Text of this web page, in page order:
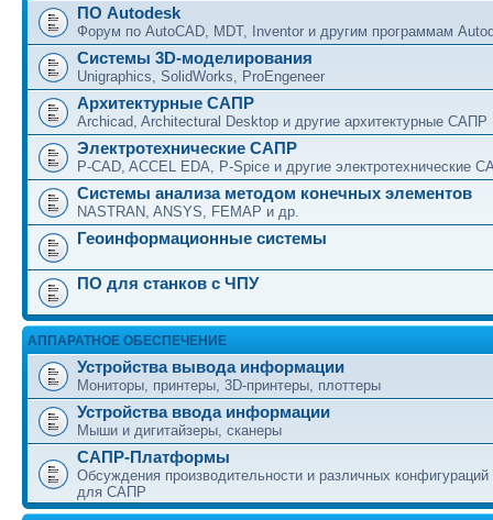
ПО Autodesk
Форум по AutoCAD, MDT, Inventor и другим программам
Системы 3D-моделирования
Unigraphics, SolidWorks, ProEngeneer
Архитектурные САПР
Archicad, Architectural Desktop и другие архитектурные САПР
Электротехнические САПР
P-CAD, ACCEL EDA, P-Spice и другие электротехнические
Системы анализа методом конечных элементов
NASTRAN, ANSYS, FEMAP и др.
Геоинформационные системы
ПО для станков с ЧПУ
АППАРАТНОЕ ОБЕСПЕЧЕНИЕ
Устройства вывода информации
Мониторы, принтеры, 3D-принтеры, плоттеры
Устройства ввода информации
Мыши и дигитайзеры, сканеры
САПР-Платформы
Обсуждения производительности и различных конфигураций
для САПР